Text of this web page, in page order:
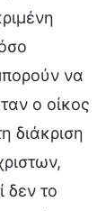
να
ο οίκος
διάκριση
δεν το